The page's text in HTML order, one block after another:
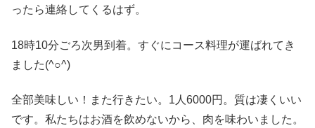
ったら連絡してくるはず。
18時10分ごろ次男到着。すぐにコース料理が運ばれてき
ました(^○^)
全部美味しい！また行きたい。1人6000円。質は凄くいい
です。私たちはお酒を飲めないから、肉を味わいました。